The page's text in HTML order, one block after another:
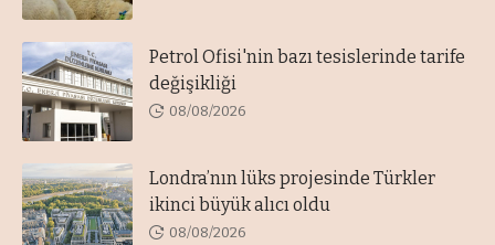
Petrol Ofisi'nin bazı tesislerinde tarife
değişikliği
08/08/2026
Londra’nın lüks projesinde Türkler
ikinci büyük alıcı oldu
08/08/2026